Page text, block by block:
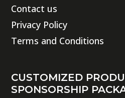
Contact us
Privacy Policy
Terms and Conditions
CUSTOMIZED
SPONSORSHIP